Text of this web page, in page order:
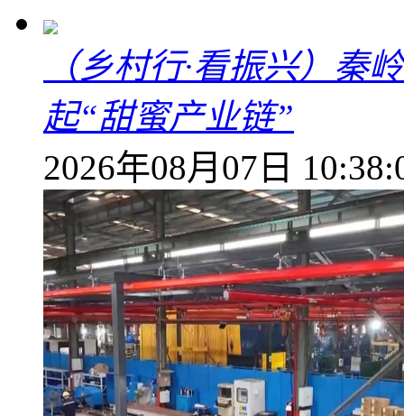
（乡村行·看振兴）秦
起“甜蜜产业链”
2026年08月07日